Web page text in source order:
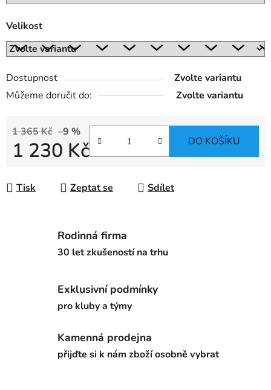
Velikost
Dostupnost
Zvolte variantu
Můžeme doručit do:
Zvolte variantu
1 365 Kč –9 %
1 230 Kč DO KOŠÍKU
Tisk Zeptat se Sdílet
Rodinná firma
30 let zkušeností na trhu
Exklusivní podmínky
pro kluby a týmy
Kamenná prodejna
přijďte si k nám zboží osobně vybrat